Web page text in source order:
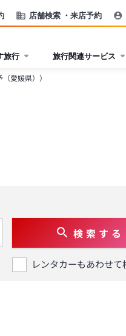
店舗検索 ・来店予約
旅行 旅行関連サービス
愛媛県））
検 索 す る
レンタカーもあわせて